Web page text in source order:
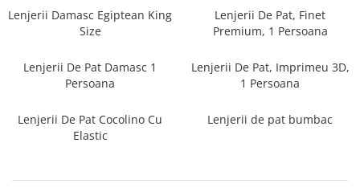
Set Lenjerie De Pat, 7 Piese, Cu
Set Lenjerie De Pat Jacquard Regal,
11 Piese, Cuvertura Inclusa
Lenjerii De Pat, Finet Premium, 1
Lenjerii Damasc Egiptean King
Size
Lenjerii De Pat, Finet
Premium, 1 Persoana
Lenjerii De Pat Damasc 1
Persoana
Lenjerii De Pat, Imprimeu 3D,
1 Persoana
Lenjerii De Pat Cocolino Cu
Elastic
Lenjerii de pat bumbac